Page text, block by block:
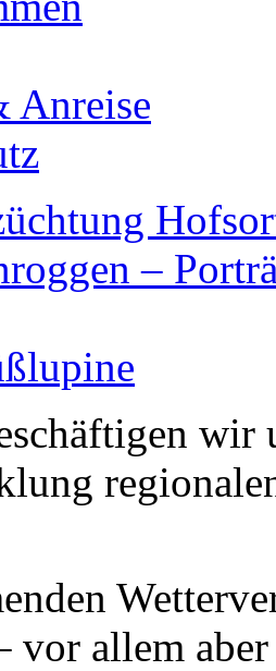
Anreise
–
wir
vor allem